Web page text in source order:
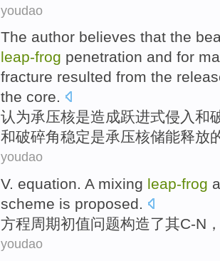
youdao
The author believes that the
leap-frog penetration and for
fracture resulted from the
the core.
认为承压核是造成跃进式侵入和
和破碎角稳定是承压核储能释放
youdao
V. equation. A mixing leap-frog
scheme is proposed.
方程周期初值问题构造了其C-N
youdao